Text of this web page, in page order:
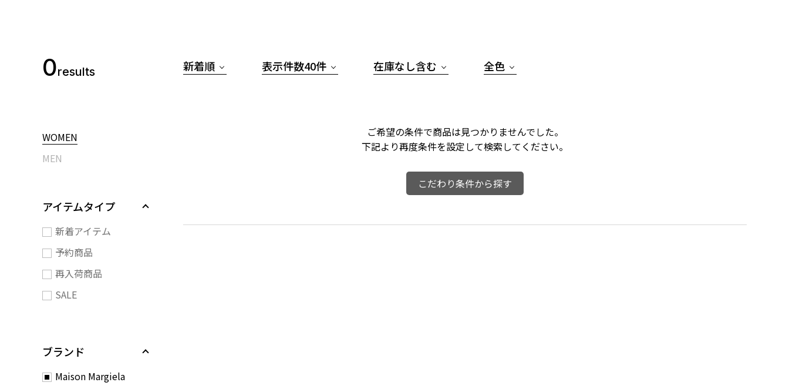
0results
WOMEN
MEN
アイテムタイプ
新着アイテム
予約商品
再入荷商品
SALE
ブランド
Maison Margiela
新着順 表示件数40件 在庫なし含む 全色
ご希望の条件で商品は見つかりませんでした。
下記より再度条件を設定して検索してください。
こだわり条件から探す